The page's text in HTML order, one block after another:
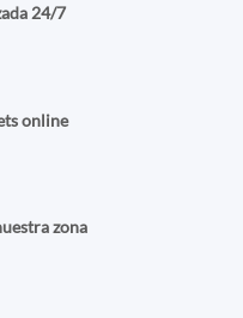
24/7
online
zona